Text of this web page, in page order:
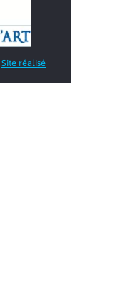
Site réalisé